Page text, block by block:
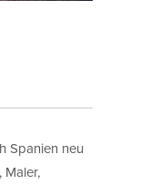
Spanien neu
Maler,